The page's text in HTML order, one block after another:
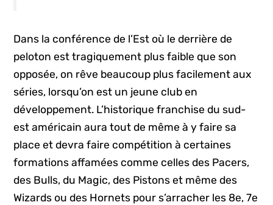
Dans la conférence de l’Est où le derrière de
peloton est tragiquement plus faible que son
opposée, on rêve beaucoup plus facilement aux
séries, lorsqu’on est un jeune club en
développement. L’historique franchise du sud-
est américain aura tout de même à y faire sa
place et devra faire compétition à certaines
formations affamées comme celles des Pacers,
des Bulls, du Magic, des Pistons et même des
Wizards ou des Hornets pour s’arracher les 8e, 7e